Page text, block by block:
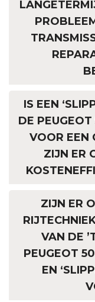
IS EEN
DE
VOOR EEN
ZIJN ER
ZIJN ER
VAN DE
PEUGEOT
EN